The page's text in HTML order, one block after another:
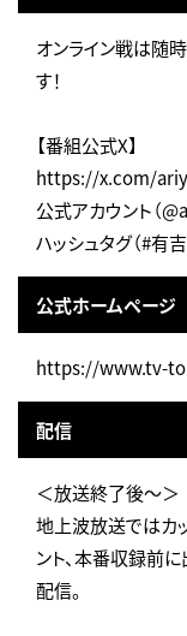
オンライン戦は随
す！
【番組公式X】
https://x.com/
公式アカウント（
ハッシュタグ（#有
公式ホームページ
https://www.tv-
配信
＜放送終了後～＞
地上波放送ではカ
ント、本番収録前
配信。